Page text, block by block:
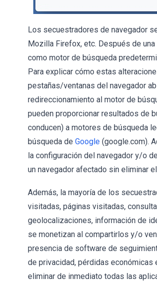
Los secuestradores de navegador
Mozilla Firefox, etc. Después de
como motor de búsqueda
Para explicar cómo estas
pestañas/ventanas del navegador
redireccionamiento al motor de
pueden proporcionar resultados de
conducen) a motores de búsqueda
búsqueda de Google (google.com).
la configuración del navegador y/o
un navegador afectado sin eliminar
Además, la mayoría de los
visitadas, páginas visitadas,
geolocalizaciones, información de
se monetizan al compartirlos y/o
presencia de software de
de privacidad, pérdidas económicas
eliminar de inmediato todas las